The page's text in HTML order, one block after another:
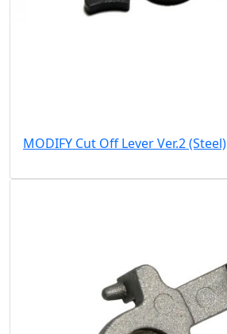
MODIFY Cut Off Lever Ver.2 (Steel)